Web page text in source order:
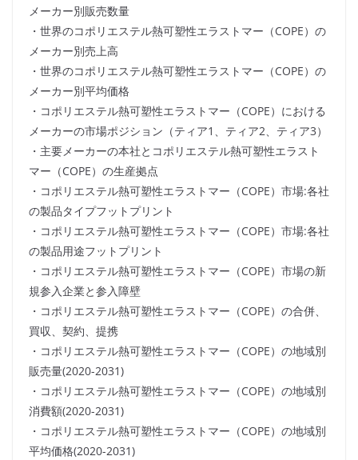
メーカー別販売数量
・世界のコポリエステル熱可塑性エラストマー（COPE）の
メーカー別売上高
・世界のコポリエステル熱可塑性エラストマー（COPE）の
メーカー別平均価格
・コポリエステル熱可塑性エラストマー（COPE）における
メーカーの市場ポジション（ティア1、ティア2、ティア3）
・主要メーカーの本社とコポリエステル熱可塑性エラスト
マー（COPE）の生産拠点
・コポリエステル熱可塑性エラストマー（COPE）市場:各社
の製品タイプフットプリント
・コポリエステル熱可塑性エラストマー（COPE）市場:各社
の製品用途フットプリント
・コポリエステル熱可塑性エラストマー（COPE）市場の新
規参入企業と参入障壁
・コポリエステル熱可塑性エラストマー（COPE）の合併、
買収、契約、提携
・コポリエステル熱可塑性エラストマー（COPE）の地域別
販売量(2020-2031)
・コポリエステル熱可塑性エラストマー（COPE）の地域別
消費額(2020-2031)
・コポリエステル熱可塑性エラストマー（COPE）の地域別
平均価格(2020-2031)